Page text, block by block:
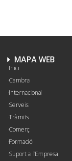
MAPA WEB
Inici
Cambra
Internacional
Serveis
Tràmits
Comerç
Formació
Suport a l’Empresa